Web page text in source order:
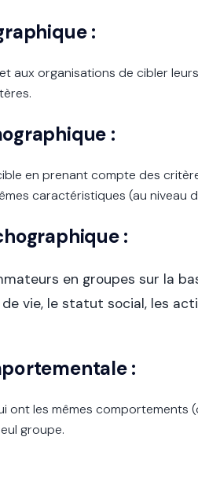
:
aux organisations de cibler
:
en prenant compte des
caractéristiques (au niveau
:
en groupes sur la
vie, le statut social, les
:
ont les mêmes comportements
groupe.